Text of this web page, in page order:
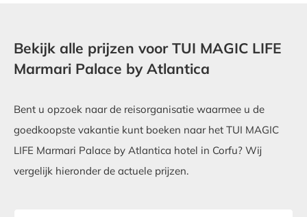
Bekijk alle prijzen voor TUI MAGIC LIFE
Marmari Palace by Atlantica
Bent u opzoek naar de reisorganisatie waarmee u de
goedkoopste vakantie kunt boeken naar het TUI MAGIC
LIFE Marmari Palace by Atlantica hotel in Corfu? Wij
vergelijk hieronder de actuele prijzen.